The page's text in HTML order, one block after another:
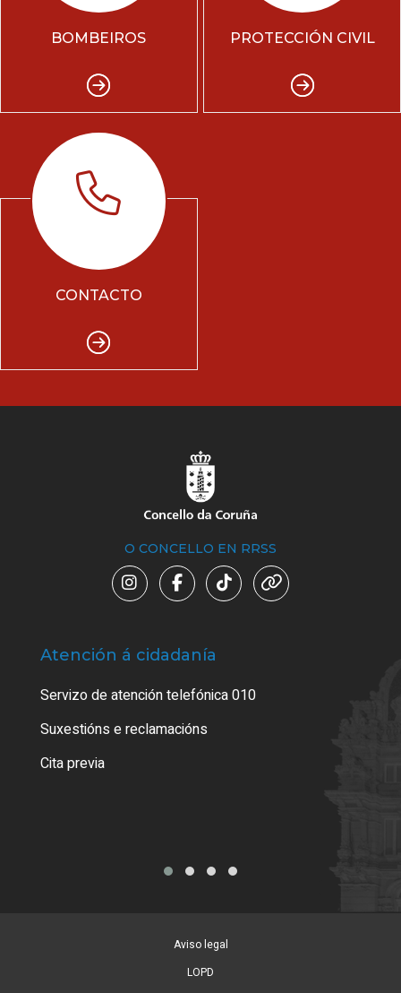
BOMBEIROS PROTECCIÓN CIVIL
CONTACTO
O CONCELLO EN RRSS
Atención á cidadanía
Servizo de atención telefónica 010
Suxestións e reclamacións
Cita previa
Aviso legal
LOPD